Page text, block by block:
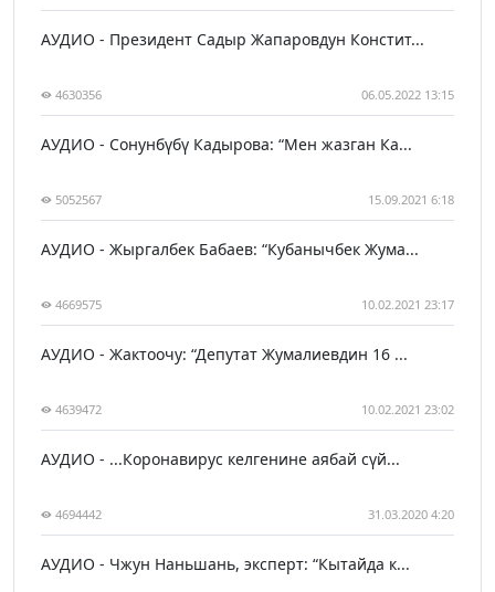
АУДИО - Президент Садыр Жапаровдун Констит...
4630356 06.05.2022 13:15
АУДИО - Сонунбүбү Кадырова: “Мен жазган Ка...
5052567 15.09.2021 6:18
АУДИО - Жыргалбек Бабаев: “Кубанычбек Жума...
4669575 10.02.2021 23:17
АУДИО - Жактоочу: “Депутат Жумалиевдин 16 ...
4639472 10.02.2021 23:02
АУДИО - ...Коронавирус келгенине аябай сүй...
4694442 31.03.2020 4:20
АУДИО - Чжун Наньшань, эксперт: “Кытайда к...